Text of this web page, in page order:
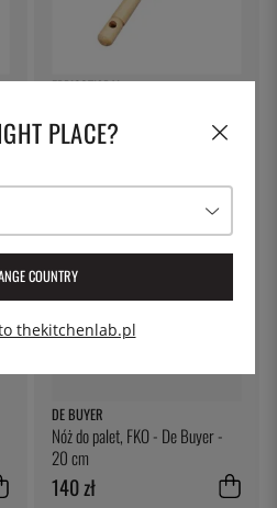
EPPICOTISPAI
tagliatelle - Eppicotispai
DE BUYER
Nóż do palet, FKO - De Buyer -
20 cm
140 zł
PLACE?
COUNTRY
thekitchenlab.pl